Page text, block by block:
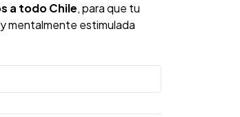
a todo Chile, para que tu
mentalmente estimulada